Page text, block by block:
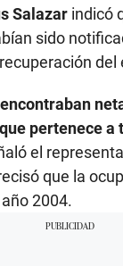
Salazar indicó
sido
del
pertenece a
el
que la
2004.